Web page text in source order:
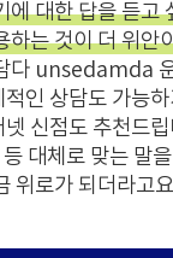
에 대한 답을 듣고
하는 것이 더 위안
다 unsedamda
인 상담도 가능
신점도 추천드
대체로 맞는 말
위로가 되더라고